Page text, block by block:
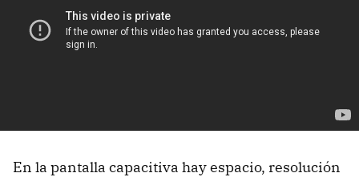
En la pantalla capacitiva hay espacio, resolución